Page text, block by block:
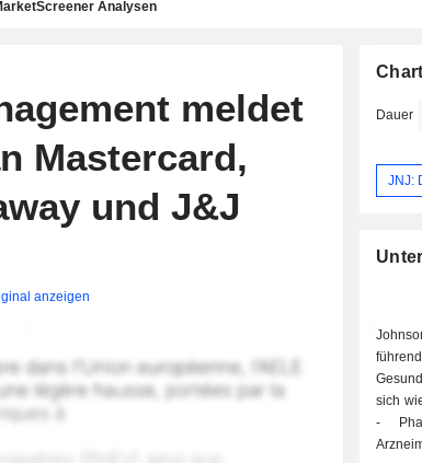
Analysen
meldet
Mastercard,
und J&J
anzeigen
Dauer
JNJ:
sich
-